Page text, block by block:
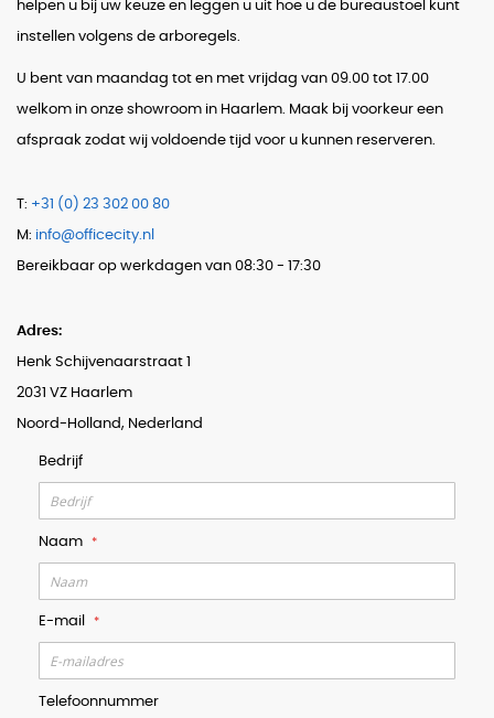
helpen u bij uw keuze en leggen u uit hoe u de bureaustoel kunt
instellen volgens de arboregels.
U bent van maandag tot en met vrijdag van 09.00 tot 17.00
welkom in onze showroom in Haarlem. Maak bij voorkeur een
afspraak zodat wij voldoende tijd voor u kunnen reserveren.
T: +31 (0) 23 302 00 80
M: info@officecity.nl
Bereikbaar op werkdagen van 08:30 - 17:30
Adres:
Henk Schijvenaarstraat 1
2031 VZ Haarlem
Noord-Holland, Nederland
Bedrijf
Naam
E-mail
Telefoonnummer